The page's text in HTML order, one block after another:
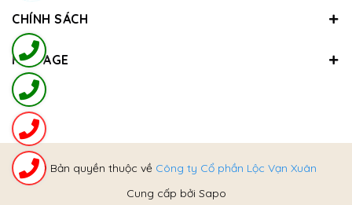
CHÍNH SÁCH
FANPAGE
@ Bản quyền thuộc về Công ty Cổ phần Lộc Vạn Xuân
Cung cấp bởi Sapo